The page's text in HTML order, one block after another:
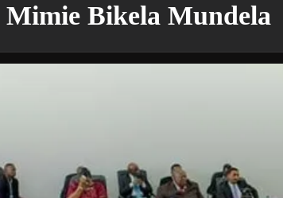
Mimie Bikela Mundela